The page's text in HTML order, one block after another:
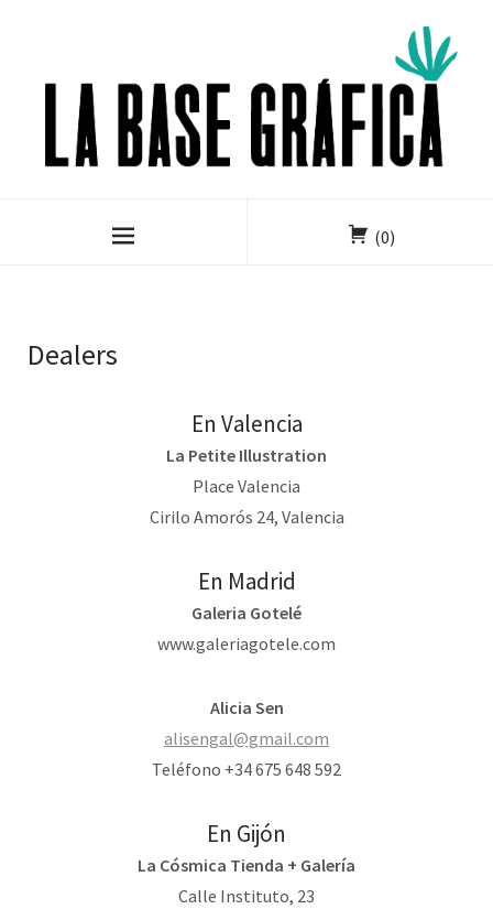
(0)
Dealers
En Valencia
La Petite Illustration
Place Valencia
Cirilo Amorós 24, Valencia
En Madrid
Galeria Gotelé
www.galeriagotele.com
Alicia Sen
alisengal@gmail.com
Teléfono +34 675 648 592
En Gijón
La Cósmica Tienda + Galería
Calle Instituto, 23